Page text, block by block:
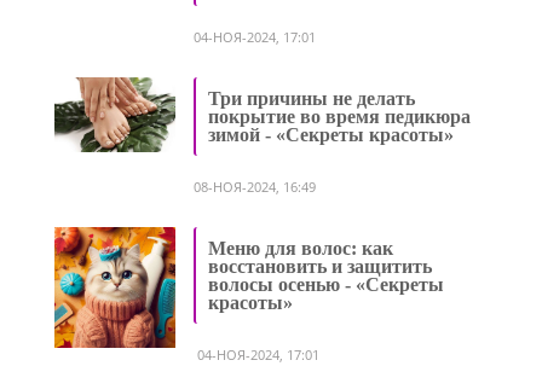
04-НОЯ-2024, 17:01
Три причины не делать
покрытие во время педикюра
зимой - «Секреты красоты»
08-НОЯ-2024, 16:49
Меню для волос: как
восстановить и защитить
волосы осенью - «Секреты
красоты»
04-НОЯ-2024, 17:01